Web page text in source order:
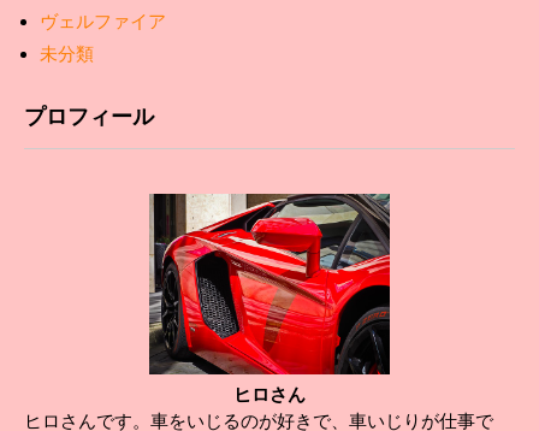
ヴェルファイア
未分類
プロフィール
ヒロさん
ヒロさんです。車をいじるのが好きで、車いじりが仕事で